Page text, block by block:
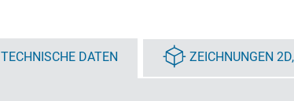
TECHNISCHE DATEN ZEICHNUNGEN